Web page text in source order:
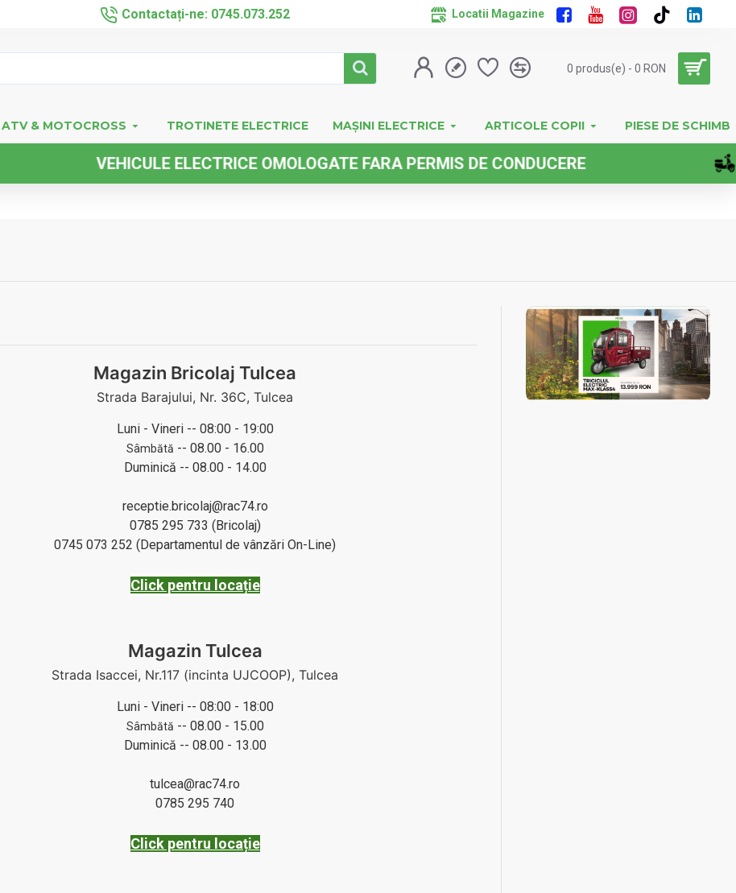
Contactați-ne: 0745.073.252 Locatii Magazine
0 produs(e) - 0 RON
ATV & MOTOCROSS TROTINETE ELECTRICE MAȘINI ELECTRICE ARTICOLE COPII PIESE DE SCHIMB
VEHICULE ELECTRICE OMOLOGATE FARA PERMIS DE CONDUCERE
Magazin Bricolaj Tulcea
Strada Barajului, Nr. 36C, Tulcea
Luni - Vineri -- 08:00 - 19:00
Sâmbătă -- 08.00 - 16.00
Duminică -- 08.00 - 14.00
receptie.bricolaj@rac74.ro
0785 295 733 (Bricolaj)
0745 073 252 (Departamentul de vânzări On-Line)
Click pentru locație
Magazin Tulcea
Strada Isaccei, Nr.117 (incinta UJCOOP), Tulcea
Luni - Vineri -- 08:00 - 18:00
Sâmbătă -- 08.00 - 15.00
Duminică -- 08.00 - 13.00
tulcea@rac74.ro
0785 295 740
Click pentru locație